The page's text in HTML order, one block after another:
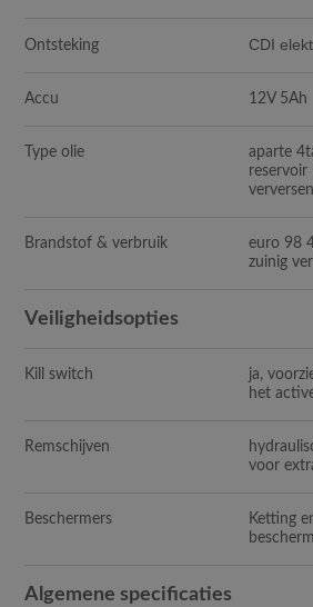
Ontsteking CDI
Accu 12V 5Ah
Type olie
aparte
reservoir
verversen
Brandstof & verbruik
euro 98
zuinig
Veiligheidsopties
Kill switch
ja,
het
Remschijven
voor
Beschermers
Ketting
Algemene specificaties